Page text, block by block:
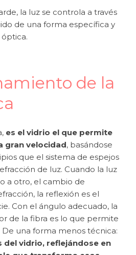
la luz se controla a través
de una forma específica y
de la
es el vidrio el que permite
gran velocidad, basándose
que el sistema de espejos
de luz. Cuando la luz
a otro, el cambio de
la reflexión es el
Con el ángulo adecuado, la
de la fibra es lo que permite
una forma menos técnica:
del vidrio, reflejándose en